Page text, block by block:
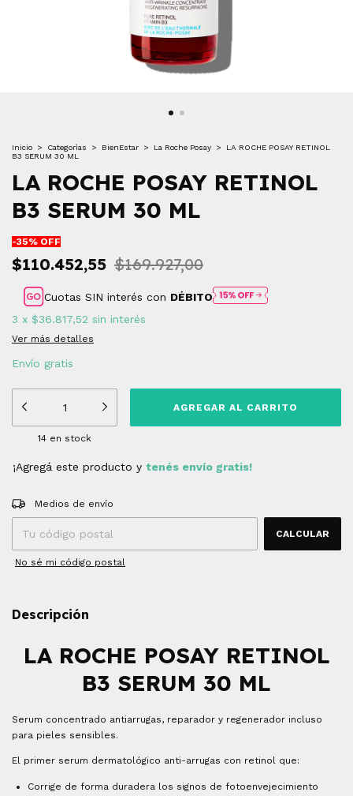
Inicio > Categorìas > BienEstar > La Roche Posay >
LA ROCHE POSAY RETINOL
B3 SERUM 30 ML
LA ROCHE POSAY RETINOL
B3 SERUM 30 ML
-35% OFF
$110.452,55 $169.927,00
Cuotas SIN interés con DÉBITO
3 x $36.817,52 sin interés
Ver más detalles
Envío gratis
14 en stock
¡Agregá este producto y tenés envío gratis!
Entregas para el CP:
Medios de envío
CALCULAR
No sé mi código postal
Descripción
LA ROCHE POSAY RETINOL
B3 SERUM 30 ML
Serum concentrado antiarrugas, reparador y regenerador incluso
para pieles sensibles.
El primer serum dermatológico anti-arrugas con retinol que:
Corrige de forma duradera los signos de fotoenvejecimiento